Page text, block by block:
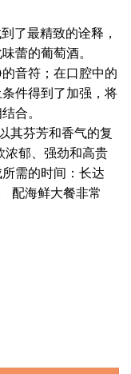
了最精致的诠释，
蕾的葡萄酒。
音符；在口腔中的
件得到了加强，将
合。
其芬芳和香气的复
浓郁、强劲和高贵
需的时间：长达
配海鲜大餐非常